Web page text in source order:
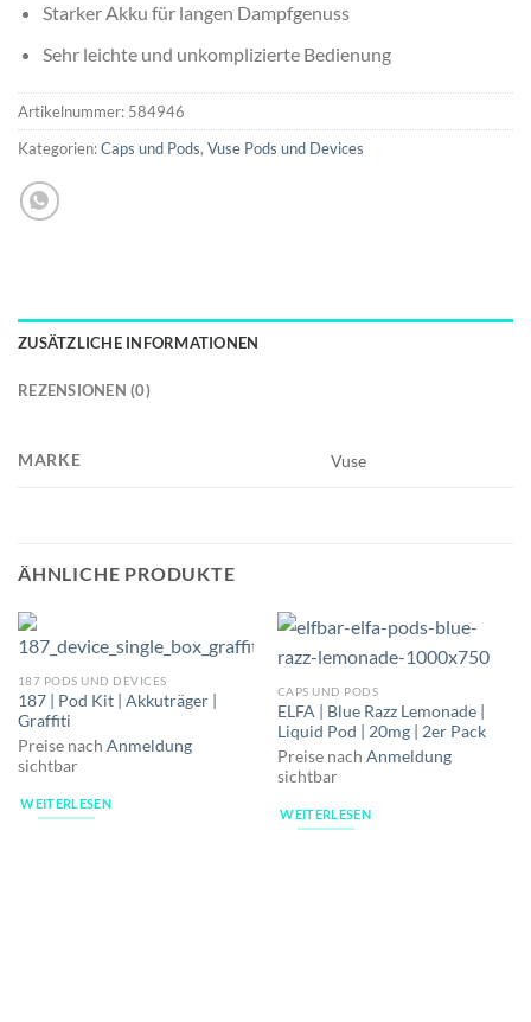
Starker Akku für langen Dampfgenuss
Sehr leichte und unkomplizierte Bedienung
Artikelnummer: 584946
Kategorien:Caps und Pods, Vuse Pods und Devices
ZUSÄTZLICHE INFORMATIONEN
REZENSIONEN (0)
MARKE Vuse
ÄHNLICHE PRODUKTE
187 PODS UND DEVICES
187 | Pod Kit | Akkuträger |
Graffiti
Preise nach Anmeldung
sichtbar
WEITERLESEN
CAPS UND PODS
ELFA | Blue Razz Lemonade |
Liquid Pod | 20mg | 2er Pack
Preise nach Anmeldung
sichtbar
WEITERLESEN